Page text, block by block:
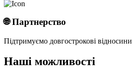
🌐 Партнерство
Підтримуємо довгострокові відносини
Наші можливості